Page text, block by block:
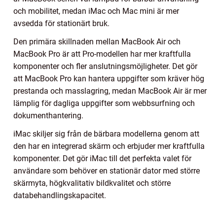
och mobilitet, medan iMac och Mac mini är mer
avsedda för stationärt bruk.
Den primära skillnaden mellan MacBook Air och
MacBook Pro är att Pro-modellen har mer kraftfulla
komponenter och fler anslutningsmöjligheter. Det gör
att MacBook Pro kan hantera uppgifter som kräver hög
prestanda och masslagring, medan MacBook Air är mer
lämplig för dagliga uppgifter som webbsurfning och
dokumenthantering.
iMac skiljer sig från de bärbara modellerna genom att
den har en integrerad skärm och erbjuder mer kraftfulla
komponenter. Det gör iMac till det perfekta valet för
användare som behöver en stationär dator med större
skärmyta, högkvalitativ bildkvalitet och större
databehandlingskapacitet.